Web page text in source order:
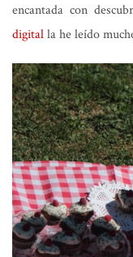
encantada con
digitalla he leído